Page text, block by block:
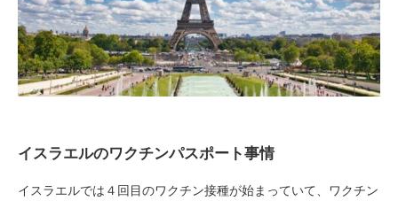
イスラエルのワクチンパスポート事情
イスラエルでは４回目のワクチン接種が始まっていて、ワクチン